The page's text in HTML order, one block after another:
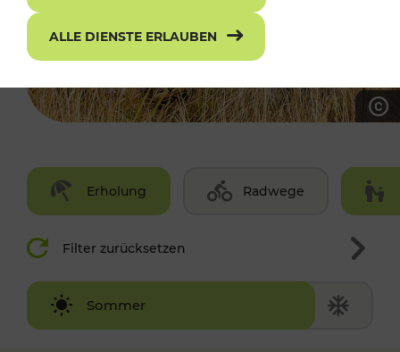
Erholung Radwege
Filter zurücksetzen
Sommer
Winter
ALLE DIENSTE ERLAUBEN